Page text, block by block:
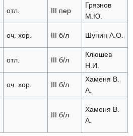
отл. III пер
Грязнов
М.Ю.
оч. хор. III б/л Шунин А.О.
отл. III б/л
Клюшев
Н.И.
оч. хор. III б/л
Хаменя В.
А.
III б/л
Хаменя В.
А.